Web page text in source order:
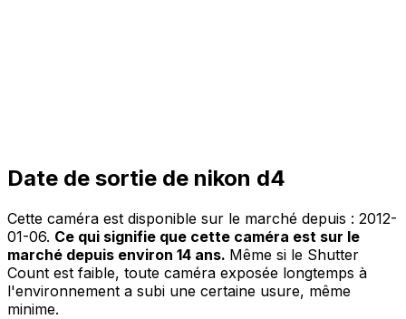
Date de sortie de nikon d4
Cette caméra est disponible sur le marché depuis : 2012-
01-06. Ce qui signifie que cette caméra est sur le
marché depuis environ 14 ans. Même si le Shutter
Count est faible, toute caméra exposée longtemps à
l'environnement a subi une certaine usure, même
minime.